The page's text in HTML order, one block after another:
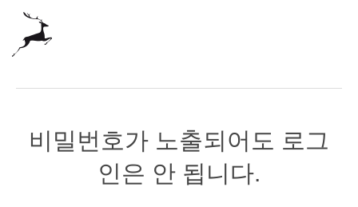
비밀번호가 노출되어도 로그
인은 안 됩니다.